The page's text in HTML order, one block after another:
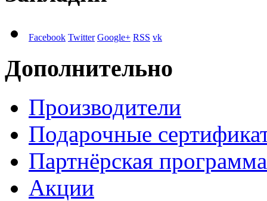
Facebook Twitter Google+ RSS vk
Дополнительно
Производители
Подарочные
Партнёрская программа
Акции